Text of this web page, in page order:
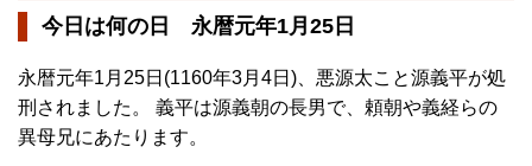
今日は何の日 永暦元年1月25日
永暦元年1月25日(1160年3月4日)、悪源太こと源義平が処
刑されました。 義平は源義朝の長男で、頼朝や義経らの
異母兄にあたります。